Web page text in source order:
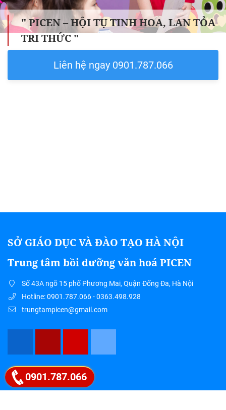
" PICEN – HỘI TỤ TINH HOA, LAN TỎA
TRI THỨC "
Liên hệ ngay 0901.787.066
SỞ GIÁO DỤC VÀ ĐÀO TẠO HÀ NỘI
Trung tâm bồi dưỡng văn hoá PICEN
Số 43A ngõ 15 phố Phương Mai, Quận Đống Đa, Hà Nội
Hotline: 0901.787.066 - 0363.498.928
trungtampicen@gmail.com
Google map
0901.787.066